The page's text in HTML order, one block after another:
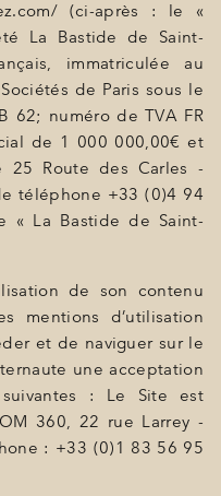
(ci-après : le «
La Bastide de Saint-
immatriculée au
de Paris sous le
62; numéro de TVA FR
de 1 000 000,00€ et
25 Route des Carles -
téléphone +33 (0)4 94
« La Bastide de Saint-
de son contenu
mentions d’utilisation
et de naviguer sur le
une acceptation
: Le Site est
360, 22 rue Larrey -
: +33 (0)1 83 56 95